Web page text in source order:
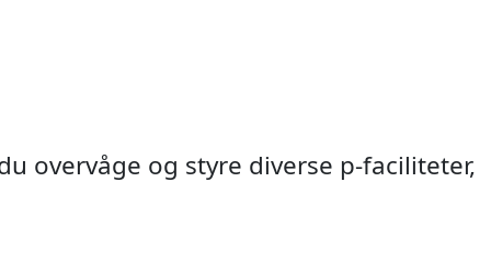
fartviser
Radar
/ ADK
overvåge og styre diverse p-faciliteter,